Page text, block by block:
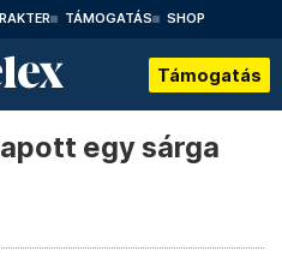
TÁMOGATÁS SHOP
Támogatás
egy sárga